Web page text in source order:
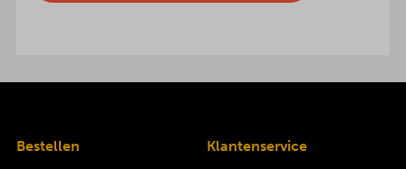
Bestellen
Klantenservice